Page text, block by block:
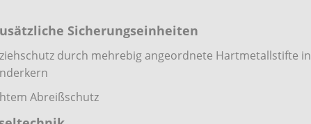
Sicherungseinheiten
durch mehrebig angeordnete Hartmetallstifte in
Abreißschutz